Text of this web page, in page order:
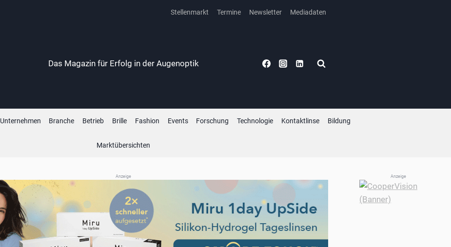
Stellenmarkt Termine Newsletter Mediadaten
Das Magazin für Erfolg in der Augenoptik
Unternehmen Branche Betrieb Brille Fashion Events Forschung Technologie Kontaktlinse Bildung
Marktübersichten
Anzeige
Anzeige